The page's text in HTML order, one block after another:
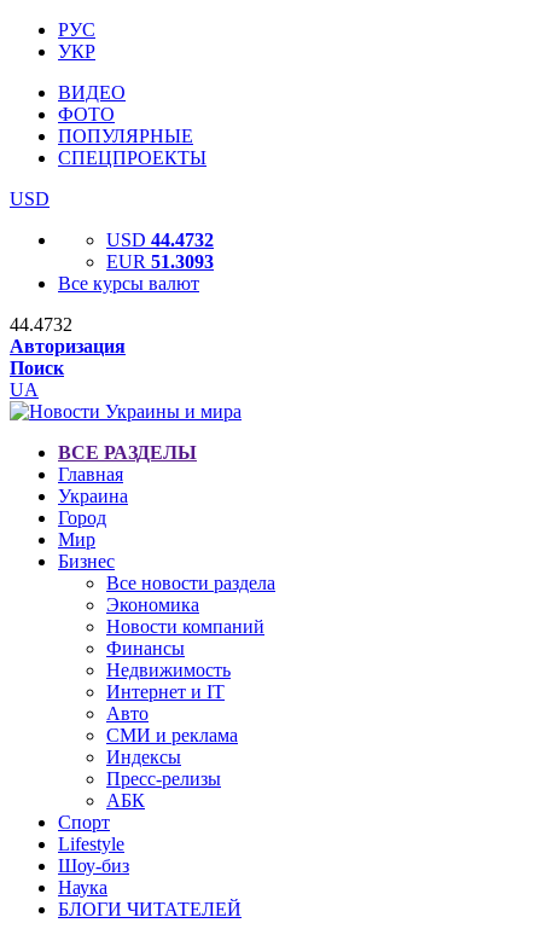
РУС
УКР
ВИДЕО
ФОТО
ПОПУЛЯРНЫЕ
СПЕЦПРОЕКТЫ
USD
USD 44.4732
EUR 51.3093
Все курсы валют
44.4732
Авторизация
Поиск
UA
ВСЕ РАЗДЕЛЫ
Главная
Украина
Город
Мир
Бизнес
Все новости раздела
Экономика
Новости компаний
Финансы
Недвижимость
Интернет и IT
Авто
СМИ и реклама
Индексы
Пресс-релизы
АБК
Спорт
Lifestyle
Шоу-биз
Наука
БЛОГИ ЧИТАТЕЛЕЙ